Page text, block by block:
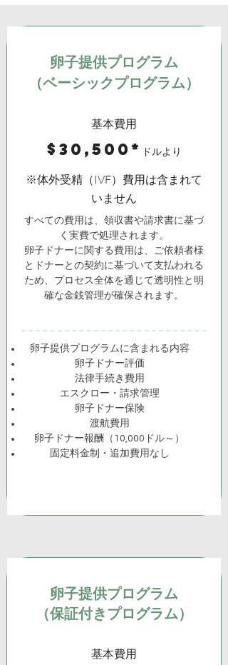
卵子提供プログラム
（ベーシックプログラム）
基本費用
$30,500* ドルより
※体外受精（IVF）費用は含まれて
いません
すべての費用は、領収書や請求書に基づ
く実費で処理されます。
卵子ドナーに関する費用は、ご依頼者様
とドナーとの契約に基づいて支払われる
ため、プロセス全体を通じて透明性と明
確な金銭管理が確保されます。
卵子提供プログラムに含まれる内容
卵子ドナー評価
法律手続き費用
エスクロー・請求管理
卵子ドナー保険
渡航費用
卵子ドナー報酬（10,000ドル～）
固定料金制・追加費用なし
卵子提供プログラム
（保証付きプログラム）
基本費用